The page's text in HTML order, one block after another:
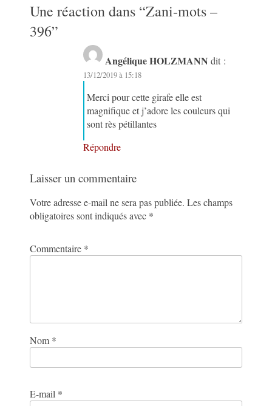
Une réaction dans “Zani-mots –
396”
Angélique HOLZMANN dit :
13/12/2019 à 15:18
Merci pour cette girafe elle est
magnifique et j’adore les couleurs qui
sont rès pétillantes
Répondre
Laisser un commentaire
Votre adresse e-mail ne sera pas publiée. Les champs
obligatoires sont indiqués avec *
Commentaire *
Nom *
E-mail *